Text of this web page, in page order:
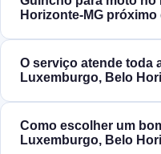
Horizonte‑MG
O serviço atende toda
Luxemburgo, Belo
Como escolher um
Luxemburgo, Belo